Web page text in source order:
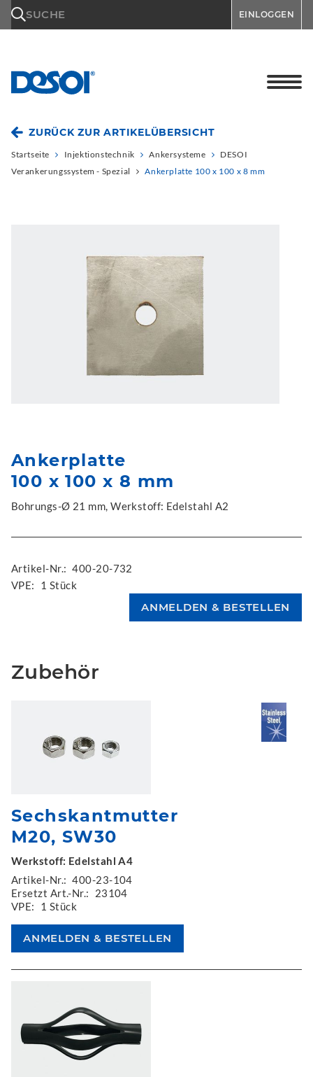
SUCHE EINLOGGEN
ZURÜCK ZUR ARTIKELÜBERSICHT
Startseite Injektionstechnik Ankersysteme
DESOI
Verankerungssystem - Spezial
Ankerplatte 100 x 100 x 8 mm
Ankerplatte
100 x 100 x 8 mm
Bohrungs-Ø 21 mm, Werkstoff: Edelstahl A2
Artikel-Nr.: 400-20-732
VPE:
1 Stück
Zubehör
Sechskantmutter
M20, SW30
Werkstoff: Edelstahl A4
Artikel-Nr.: 400-23-104
Ersetzt Art.-Nr.:
23104
VPE:
1 Stück